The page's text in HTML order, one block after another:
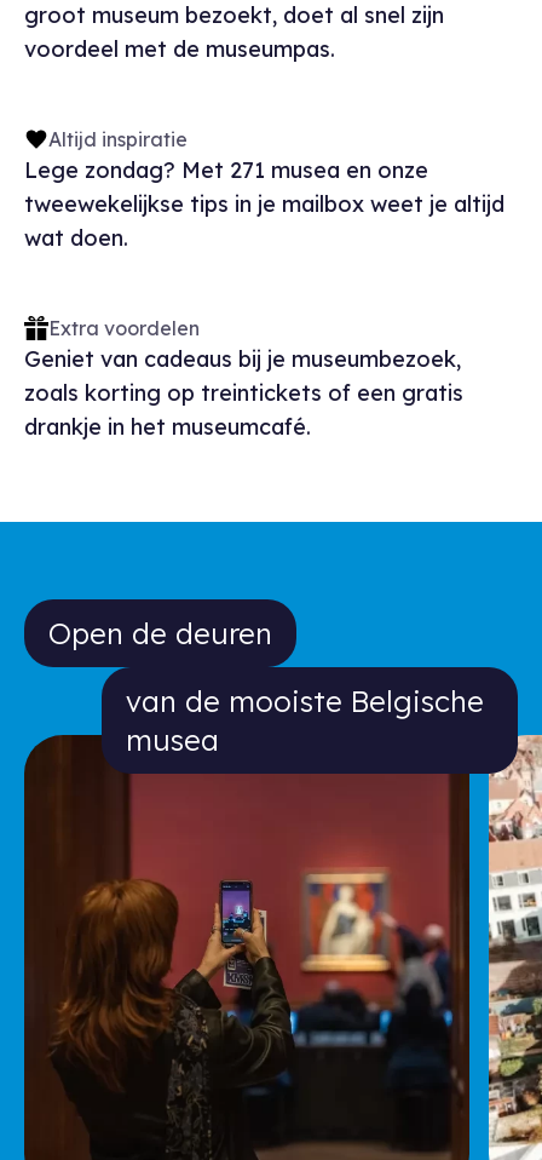
groot museum bezoekt, doet al snel zijn
voordeel met de museumpas.
Altijd inspiratie
Lege zondag? Met 271 musea en onze
tweewekelijkse tips in je mailbox weet je altijd
wat doen.
Extra voordelen
Geniet van cadeaus bij je museumbezoek,
zoals korting op treintickets of een gratis
drankje in het museumcafé.
Open de deuren van de mooiste
Open de deuren
van de mooiste Belgische
musea